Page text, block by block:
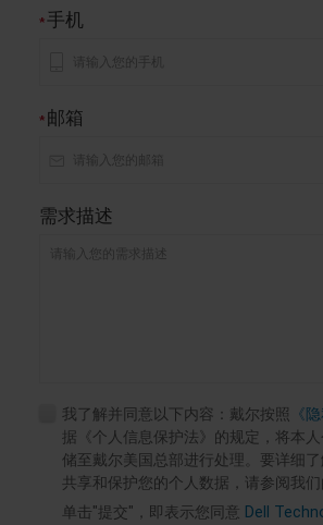
* 手机
* 邮箱
需求描述
我了解并同意以下内容：戴尔按照 《
据《个人信息保护法》的规定，将本
储至戴尔美国总部进行处理。要详细了
共享和保护您的个人数据，请参阅我们
单击"提交"，即表示您同意 Dell